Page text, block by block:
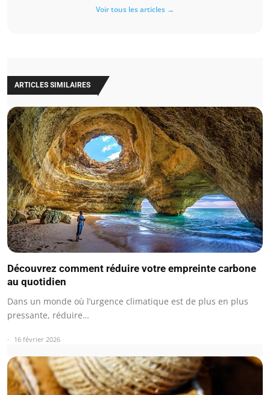
Voir tous les articles →
ARTICLES SIMILAIRES
Découvrez comment réduire votre empreinte carbone
au quotidien
Dans un monde où l’urgence climatique est de plus en plus
pressante, réduire…
16 février 2026